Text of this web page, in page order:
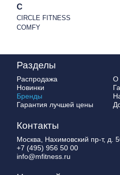
C
CIRCLE FITNESS
COMFY
Разделы
Распродажа
Новинки
Бренды
Гарантия лучшей цены
О
Контакты
Москва, Нахимовский пр-т, д.
+7 (495) 956 50 00
info@mfitness.ru